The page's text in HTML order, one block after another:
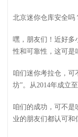
北京迷你仓库安全吗
嘿，朋友们！近好多
性和可靠性，这可是
咱们迷你考拉仓，可
坊”。从2014年成立
户。
咱们的成功，可不
业的朋友们都认可和